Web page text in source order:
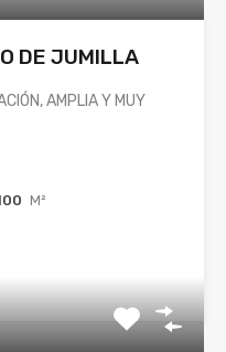
DE JUMILLA
AMPLIA Y MUY
M²